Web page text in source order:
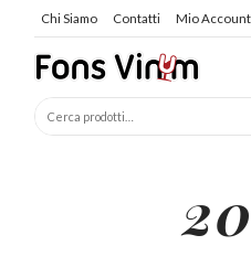
Chi Siamo Contatti Mio Account